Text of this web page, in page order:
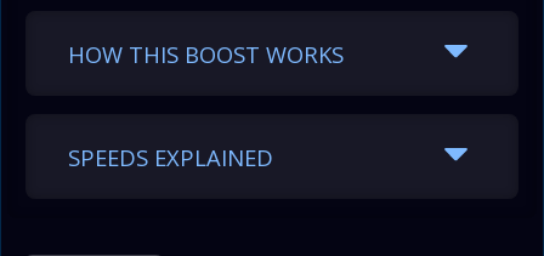
HOW THIS BOOST WORKS
SPEEDS EXPLAINED